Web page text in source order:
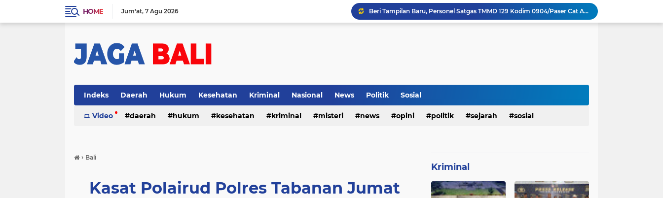
HOME Jum'at 7 Agu 2026
Pencegahan DBD Perlu Dimulai dari Rumah hingga Lingkungan Sekolah
Personel Satgas TMMD 129 Kodim 0904/Paser Ciptakan Lingkungan Bersih
Rumah Bapak Sirajudin Masuk Fase Finishing Sebelum Diserahkan
Indeks Daerah Hukum Kesehatan Kriminal Nasional News Politik Sosial
Video daerah hukum kesehatan kriminal misteri news opini politik sejarah sosial
› Bali
Kasat Polairud Polres Tabanan Jumat
Kriminal